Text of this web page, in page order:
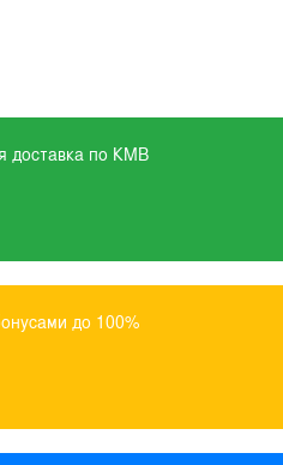
доставка по КМВ
до 100%